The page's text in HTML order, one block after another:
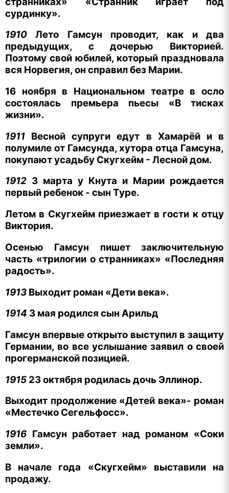
сурдинку».
1910 Лето Гамсун проводит, как и два
предыдущих, с дочерью Викторией.
Поэтому свой юбилей, который праздновала
вся Норвегия, он справил без Марии.
16 ноября в Национальном театре в осло
состоялась премьера пьесы «В тисках
жизни».
1911 Весной супруги едут в Хамарёй и в
полумиле от Гамсунда, хутора отца Гамсуна,
покупают усадьбу Скугхейм - Лесной дом.
1912 3 марта у Кнута и Марии рождается
первый ребенок - сын Туре.
Летом в Скугхейм приезжает в гости к отцу
Виктория.
Осенью Гамсун пишет заключительную
часть «трилогии о странниках» «Последняя
радость».
1913 Выходит роман «Дети века».
1914 3 мая родился сын Арильд
Гамсун впервые открыто выступил в защиту
Германии, во все услышание заявил о своей
прогерманской позицией.
1915 23 октября родилась дочь Эллинор.
Выходит продолжение «Детей века»- роман
«Местечко Сегельфосс».
1916 Гамсун работает над романом «Соки
земли».
В начале года «Скугхейм» выставили на
продажу.